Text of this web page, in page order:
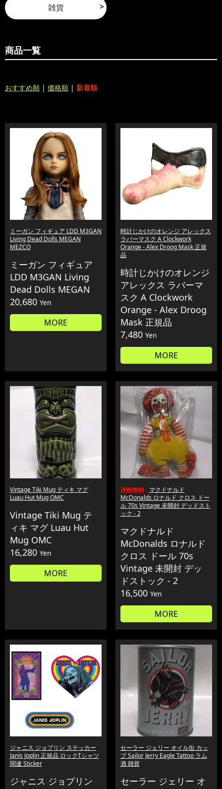
雑貨
商品一覧
おすすめ順 | 価格順 | 新着順
ミーガン フィギュア LDD M3GAN
Living Dead Dolls MEGAN
MEZCO
ミーガン フィギュア
LDD M3GAN Living
Dead Dolls MEGAN
20,680 Yen
MORE
時計じかけのオレンジ アレックス
ラバーマスク A Clockwork
Orange - Alex Droog Mask 正規
品
時計じかけのオレンジ
アレックス ラバーマ
スク A Clockwork
Orange - Alex Droog
Mask 正規品
7,480 Yen
MORE
Vintage Tiki Mug ティキ マグ
Luau Hut Mug OMC
Vintage Tiki Mug テ
ィキ マグ Luau Hut
Mug OMC
16,280 Yen
MORE
マクドナルド
McDonalds ロナルド クロス ドー
ル 70s Vintage 未開封 デッドスト
ック - 2
マクドナルド
McDonalds ロナルド
クロス ドール 70s
Vintage 未開封 デッ
ドストック - 2
16,500 Yen
MORE
ジャニス ジョプリン ステッカー
Janis Joplin 正規品 ロックTシャツ
関連 Sticker
ジャニス ジョプリン
セーラー ジェリー オイル缶 カッ
プ Sailor Jerry Eagle Tattoo ラム
酒 雑貨
セーラー ジェリー オ